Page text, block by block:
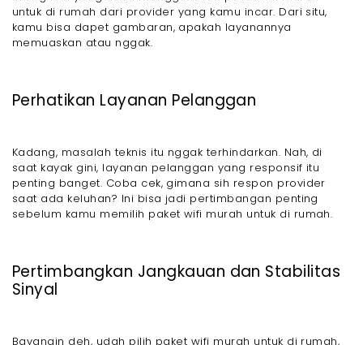
untuk di rumah dari provider yang kamu incar. Dari situ,
kamu bisa dapet gambaran, apakah layanannya
memuaskan atau nggak.
Perhatikan Layanan Pelanggan
Kadang, masalah teknis itu nggak terhindarkan. Nah, di
saat kayak gini, layanan pelanggan yang responsif itu
penting banget. Coba cek, gimana sih respon provider
saat ada keluhan? Ini bisa jadi pertimbangan penting
sebelum kamu memilih paket wifi murah untuk di rumah.
Pertimbangkan Jangkauan dan Stabilitas
Sinyal
Bayangin deh, udah pilih paket wifi murah untuk di rumah,